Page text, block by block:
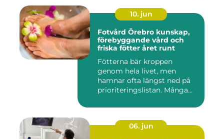
10. jun
Fotvård Örebro kunskap,
förebyggande vård och
friska fötter året runt
Fötterna bär kroppen
genom hela livet, men
hamnar ofta längst ned på
prioriteringslistan. Många
06. jun